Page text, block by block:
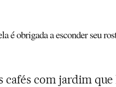
é obrigada a esconder seu
cafés com jardim